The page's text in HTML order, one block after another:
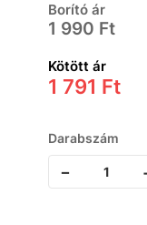
Borító ár
1 990 Ft
Kötött ár
1 791 Ft
Darabszám
-